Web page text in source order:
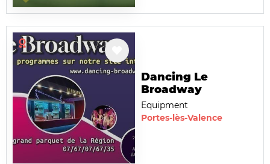
Dancing Le
Broadway
Equipment
Portes-lès-Valence